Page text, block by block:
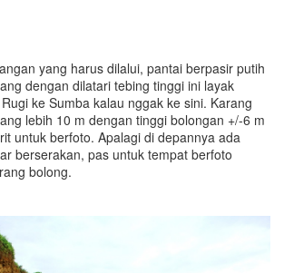
yang harus dilalui, pantai berpasir putih
dengan dilatari tebing tinggi ini layak
ke Sumba kalau nggak ke sini. Karang
lebih 10 m dengan tinggi bolongan +/-6 m
untuk berfoto. Apalagi di depannya ada
berserakan, pas untuk tempat berfoto
bolong.